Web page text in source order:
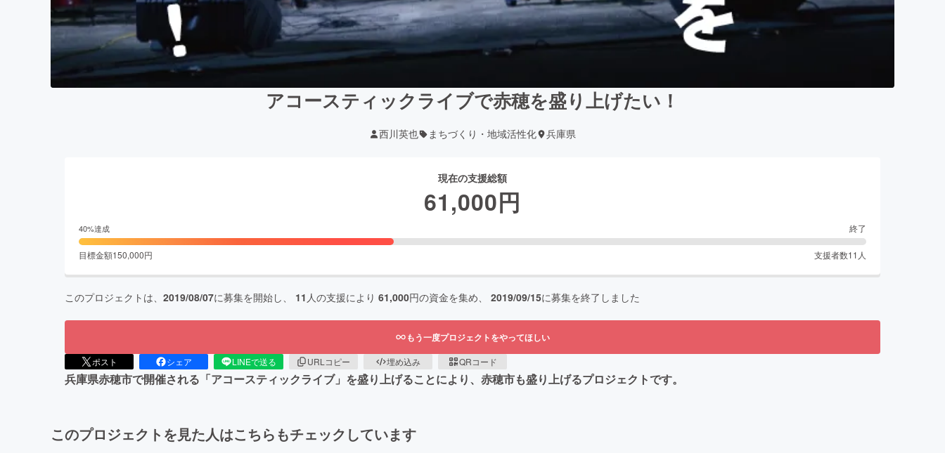
アコースティックライブで赤穂を盛り上げたい！
西川英也 まちづくり・地域活性化 兵庫県
現在の支援総額
61,000円
40%達成 終了
目標金額150,000円 支援者数11 人
このプロジェクトは、 2019/08/07に募集を開始し、 11 人の支援により 61,000円の資金を集め、 2019/09/15に募集を終了しました
もう一度プロジェクトをやってほしい
ポスト シェア LINEで送る URLコピー 埋め込み QRコード
兵庫県赤穂市で開催される「アコースティックライブ」を盛り上げることにより、赤穂市も盛り上げるプロジェクトです。
このプロジェクトを見た人はこちらもチェックしています